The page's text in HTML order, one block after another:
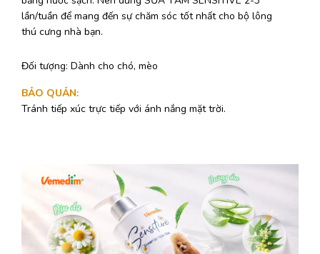
lần/tuần để mang đến sự chăm sóc tốt nhất cho bộ lông
thú cưng nhà bạn.
Đối tượng: Dành cho chó, mèo
BẢO QUẢN:
Tránh tiếp xúc trực tiếp với ánh nắng mặt trời.